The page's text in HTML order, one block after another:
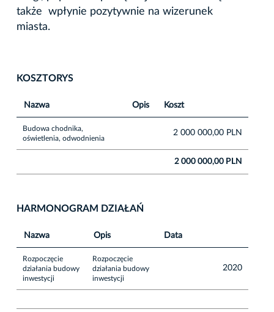
także wpłynie pozytywnie na wizerunek
miasta.
KOSZTORYS
Nazwa Opis Koszt
Budowa chodnika,
oświetlenia, odwodnienia
2 000 000,00 PLN
2 000 000,00 PLN
HARMONOGRAM DZIAŁAŃ
Nazwa Opis Data
Rozpoczęcie
działania budowy
inwestycji
Rozpoczęcie
działania budowy
inwestycji
2020